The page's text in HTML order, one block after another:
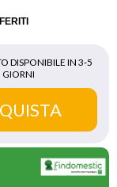
DISPONIBILE IN 3‑5
GIORNI